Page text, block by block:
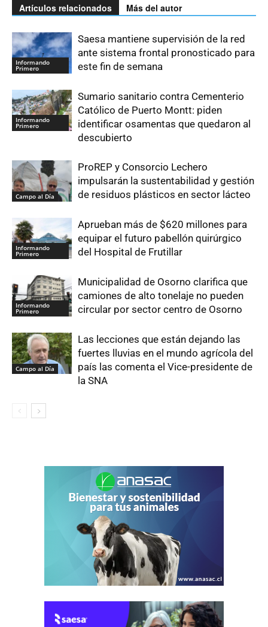
Artículos relacionados Más del autor
Informando
Primero
Saesa mantiene supervisión de la red
ante sistema frontal pronosticado para
este fin de semana
Informando
Primero
Sumario sanitario contra Cementerio
Católico de Puerto Montt: piden
identificar osamentas que quedaron al
descubierto
Campo al Día
ProREP y Consorcio Lechero
impulsarán la sustentabilidad y gestión
de residuos plásticos en sector lácteo
Informando
Primero
Aprueban más de $620 millones para
equipar el futuro pabellón quirúrgico
del Hospital de Frutillar
Informando
Primero
Municipalidad de Osorno clarifica que
camiones de alto tonelaje no pueden
circular por sector centro de Osorno
Campo al Día
Las lecciones que están dejando las
fuertes lluvias en el mundo agrícola del
país las comenta el Vice-presidente de
la SNA